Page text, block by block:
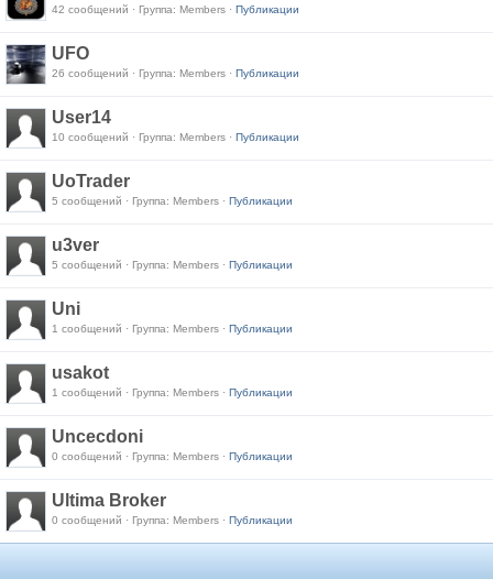
42 сообщений · Группа: Members · Публикации
UFO
26 сообщений · Группа: Members · Публикации
User14
10 сообщений · Группа: Members · Публикации
UoTrader
5 сообщений · Группа: Members · Публикации
u3ver
5 сообщений · Группа: Members · Публикации
Uni
1 сообщений · Группа: Members · Публикации
usakot
1 сообщений · Группа: Members · Публикации
Uncecdoni
0 сообщений · Группа: Members · Публикации
Ultima Broker
0 сообщений · Группа: Members · Публикации